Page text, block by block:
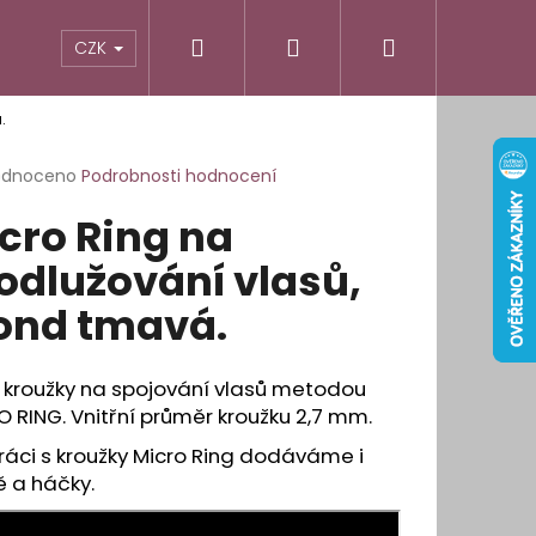
Hodnocení obchodu Informace pro vás
CZK Přihlášení
Podrobnosti hodnocení
Ring na
vlasů,
tmavá.
kroužky na spojování vlasů metodou
RING. Vnitřní průměr kroužku 2,7 mm.
s kroužky Micro Ring dodáváme i
a háčky.
OBLOUKOVÉ LEPÍCÍ